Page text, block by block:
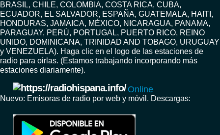
BRASIL, CHILE, COLOMBIA, COSTA RICA, CUBA,
ECUADOR, EL SALVADOR, ESPAÑA, GUATEMALA, HAITI,
HONDURAS, JAMAICA, MÉXICO, NICARAGUA, PANAMA,
PARAGUAY, PERÚ, PORTUGAL, PUERTO RICO, REINO
UNIDO, DOMINICANA, TRINIDAD AND TOBAGO, URUGUAY
y VENEZUELA). Haga clic en el logo de las estaciones de
radio para oirlas. (Estamos trabajando incorporando más
estaciones diariamente).
Online
Nuevo: Emisoras de radio por web y móvil. Descargas: